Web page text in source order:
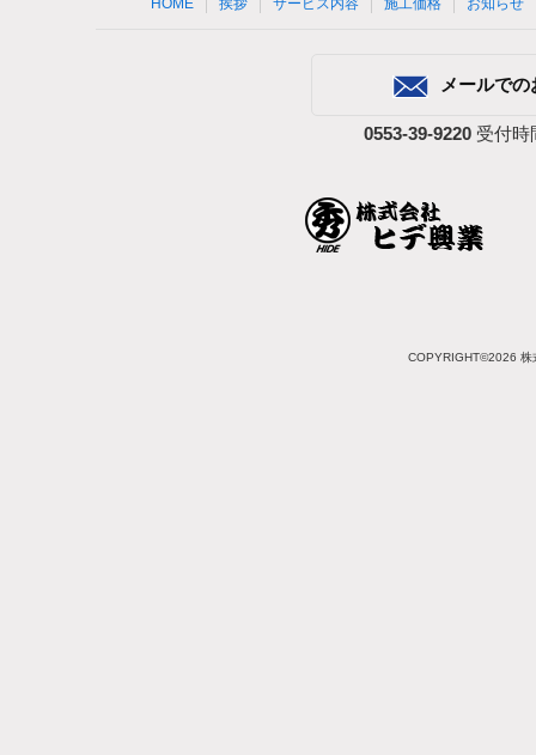
HOME 挨拶 サービス内容 施工価格 お知らせ
メールで
0553-39-9220 受付時
COPYRIGHT©2026 株